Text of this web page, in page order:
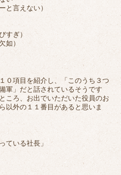
と言えない）
すぎ）
如）
０項目を紹介し、「このうち３つ
軍」だと話されているそうです
ころ、お出でいただいた役員のお
以外の１１番目があると思いま
ている社長」